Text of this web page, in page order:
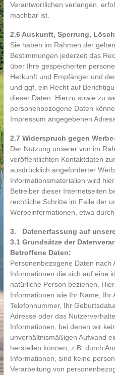
Verantwortlichen verlangen,
machbar ist.
2.6 Auskunft, Sperrung,
Sie haben im Rahmen der
Bestimmungen jederzeit das
über Ihre gespeicherten
Herkunft und Empfänger und
und ggf. ein Recht auf
dieser Daten. Hierzu sowie zu
personenbezogene Daten
Impressum angegebenen
2.7 Widerspruch gegen
Der Nutzung unserer von im
veröffentlichten Kontaktdaten
ausdrücklich angeforderter
Informationsmaterialien wird
Betreiber dieser Internetseiten
rechtliche Schritte im Falle der
Werbeinformationen, etwa
3. Datenerfassung auf
3.1 Grundsätze der
Betroffene Daten:
Personenbezogene Daten nach
Informationen die sich auf eine
natürliche Person beziehen.
Informationen wie Ihr Name, Ihr
Telefonnummer, Ihr
Adresse oder das
Informationen, bei denen wir
unverhältnismäßigen Aufwand
herstellen können, z.B. durch
Informationen, sind keine
Verarbeitung von